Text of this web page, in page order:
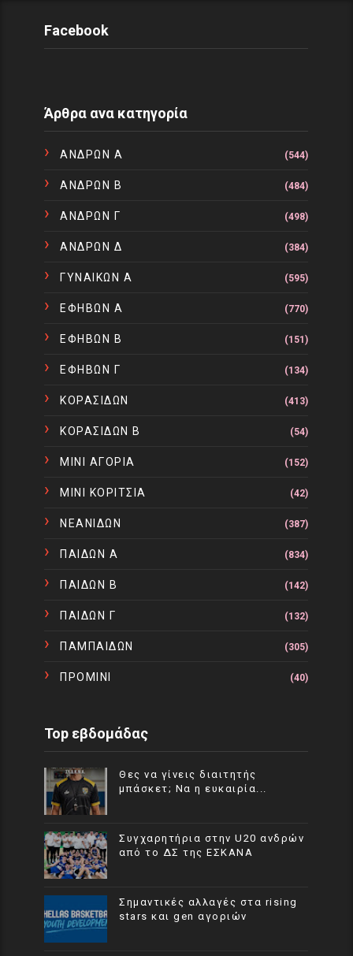
Facebook
Άρθρα ανα κατηγορία
ΑΝΔΡΩΝ Α (544)
ΑΝΔΡΩΝ Β (484)
ΑΝΔΡΩΝ Γ (498)
ΑΝΔΡΩΝ Δ (384)
ΓΥΝΑΙΚΩΝ Α (595)
ΕΦΗΒΩΝ Α (770)
ΕΦΗΒΩΝ Β (151)
ΕΦΗΒΩΝ Γ (134)
ΚΟΡΑΣΙΔΩΝ (413)
ΚΟΡΑΣΙΔΩΝ Β (54)
ΜΙΝΙ ΑΓΟΡΙΑ (152)
ΜΙΝΙ ΚΟΡΙΤΣΙΑ (42)
ΝΕΑΝΙΔΩΝ (387)
ΠΑΙΔΩΝ Α (834)
ΠΑΙΔΩΝ Β (142)
ΠΑΙΔΩΝ Γ (132)
ΠΑΜΠΑΙΔΩΝ (305)
ΠΡΟΜΙΝΙ (40)
Top εβδομάδας
Θες να γίνεις διαιτητής
μπάσκετ; Να η ευκαιρία...
Συγχαρητήρια στην U20 ανδρών
από το ΔΣ της ΕΣΚΑΝΑ
Σημαντικές αλλαγές στα rising
stars και gen αγοριών